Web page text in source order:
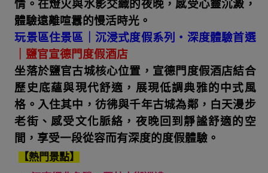
情。在燈火與水影交織的夜晚，感受心靈沉澱，
體驗遠離喧囂的慢活時光。
玩景區住景區｜沉浸式度假系列・深度體驗首選
｜鹽官宣德門度假酒店
坐落於鹽官古城核心位置，宣德門度假酒店結合
歷史底蘊與現代舒適，展現低調典雅的中式風
格。入住其中，彷彿與千年古城為鄰，白天漫步
老街、感受文化脈絡，夜晚回到靜謐舒適的空
間，享受一段從容而有深度的度假體驗。
【熱門景點】